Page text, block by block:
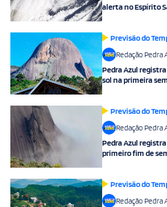
alerta no Espírito
Previsão do
Redação Pedra
Pedra Azul
sol na primeira
Previsão do
Redação Pedra
Pedra Azul
primeiro fim de
Previsão do
Redação Pedra